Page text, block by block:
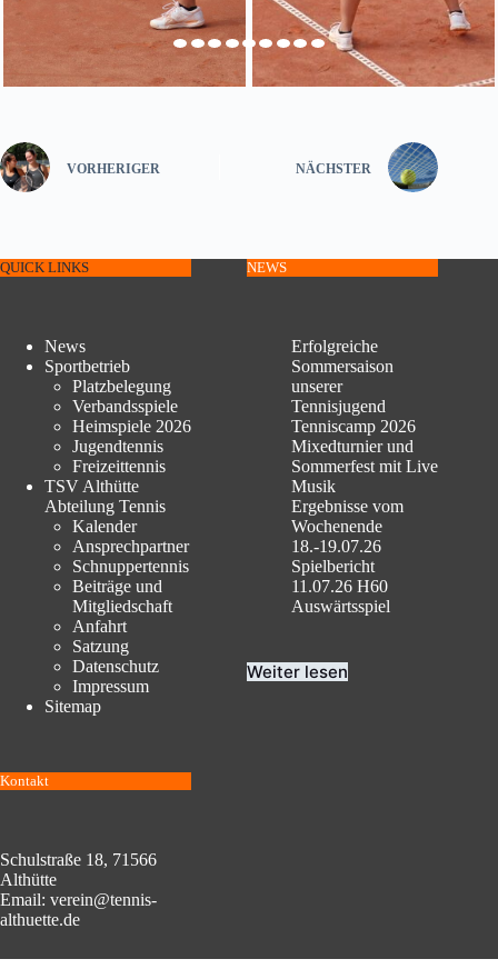
VORHERIGER NÄCHSTER
QUICK LINKS
News
Sportbetrieb
Platzbelegung
Verbandsspiele
Heimspiele 2026
Jugendtennis
Freizeittennis
TSV Althütte
Abteilung Tennis
Kalender
Ansprechpartner
Schnuppertennis
Beiträge und
Mitgliedschaft
Anfahrt
Satzung
Datenschutz
Impressum
Sitemap
NEWS
Erfolgreiche
Sommersaison
unserer
Tennisjugend
Tenniscamp 2026
Mixedturnier und
Sommerfest mit Live
Musik
Ergebnisse vom
Wochenende
18.-19.07.26
Spielbericht
11.07.26 H60
Auswärtsspiel
Weiter lesen
Kontakt
Schulstraße 18, 71566
Althütte
Email: verein@tennis-
althuette.de